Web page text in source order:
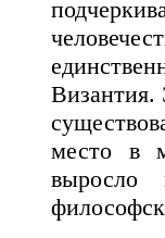
Византия.
место в
выросло